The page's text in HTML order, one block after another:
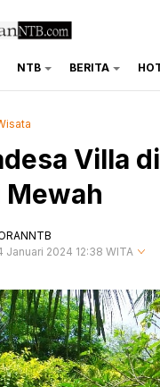
NTB BERITA
Villa
Mewah
Januari 2024 12:38 WITA